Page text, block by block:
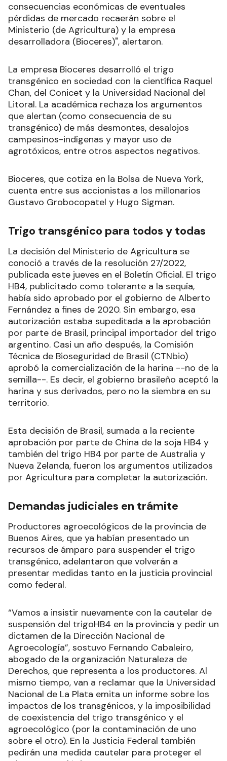
consecuencias económicas de eventuales
pérdidas de mercado recaerán sobre el
Ministerio (de Agricultura) y la empresa
desarrolladora (Bioceres)", alertaron.
La empresa Bioceres desarrolló el trigo
transgénico en sociedad con la científica Raquel
Chan, del Conicet y la Universidad Nacional del
Litoral. La académica rechaza los argumentos
que alertan (como consecuencia de su
transgénico) de más desmontes, desalojos
campesinos-indígenas y mayor uso de
agrotóxicos, entre otros aspectos negativos.
Bioceres, que cotiza en la Bolsa de Nueva York,
cuenta entre sus accionistas a los millonarios
Gustavo Grobocopatel y Hugo Sigman.
Trigo transgénico para todos y todas
La decisión del Ministerio de Agricultura se
conoció a través de la resolución 27/2022,
publicada este jueves en el Boletín Oficial. El trigo
HB4, publicitado como tolerante a la sequía,
había sido aprobado por el gobierno de Alberto
Fernández a fines de 2020. Sin embargo, esa
autorización estaba supeditada a la aprobación
por parte de Brasil, principal importador del trigo
argentino. Casi un año después, la Comisión
Técnica de Bioseguridad de Brasil (CTNbio)
aprobó la comercialización de la harina --no de la
semilla--. Es decir, el gobierno brasileño aceptó la
harina y sus derivados, pero no la siembra en su
territorio.
Esta decisión de Brasil, sumada a la reciente
aprobación por parte de China de la soja HB4 y
también del trigo HB4 por parte de Australia y
Nueva Zelanda, fueron los argumentos utilizados
por Agricultura para completar la autorización.
Demandas judiciales en trámite
Productores agroecológicos de la provincia de
Buenos Aires, que ya habían presentado un
recursos de ámparo para suspender el trigo
transgénico, adelantaron que volverán a
presentar medidas tanto en la justicia provincial
como federal.
“Vamos a insistir nuevamente con la cautelar de
suspensión del trigoHB4 en la provincia y pedir un
dictamen de la Dirección Nacional de
Agroecología”, sostuvo Fernando Cabaleiro,
abogado de la organización Naturaleza de
Derechos, que representa a los productores. Al
mismo tiempo, van a reclamar que la Universidad
Nacional de La Plata emita un informe sobre los
impactos de los transgénicos, y la imposibilidad
de coexistencia del trigo transgénico y el
agroecológico (por la contaminación de uno
sobre el otro). En la Justicia Federal también
pedirán una medida cautelar para proteger el